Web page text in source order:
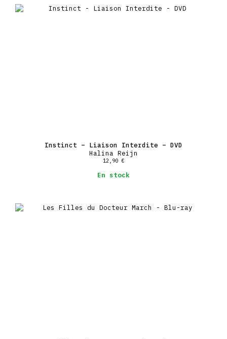
Instinct – Liaison Interdite – DVD
Halina Reijn
12,90 €
En stock